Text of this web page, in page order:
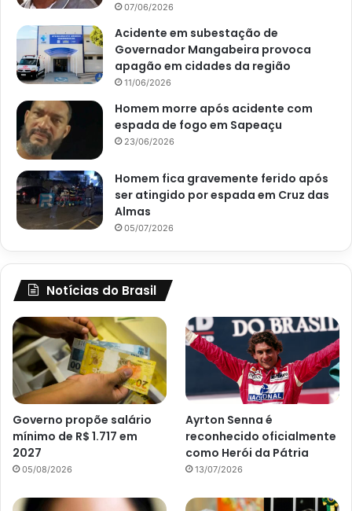
07/06/2026
Acidente em subestação de
Governador Mangabeira provoca
apagão em cidades da região
11/06/2026
Homem morre após acidente com
espada de fogo em Sapeaçu
23/06/2026
Homem fica gravemente ferido após
ser atingido por espada em Cruz das
Almas
05/07/2026
Notícias do Brasil
Governo propõe salário
mínimo de R$ 1.717 em
2027
05/08/2026
Ayrton Senna é
reconhecido oficialmente
como Herói da Pátria
13/07/2026